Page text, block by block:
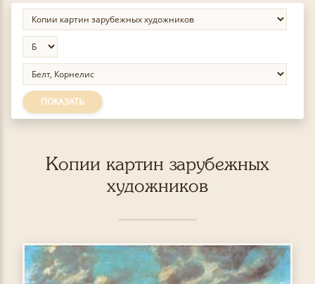
ПОКАЗАТЬ
Копии картин зарубежных
художников